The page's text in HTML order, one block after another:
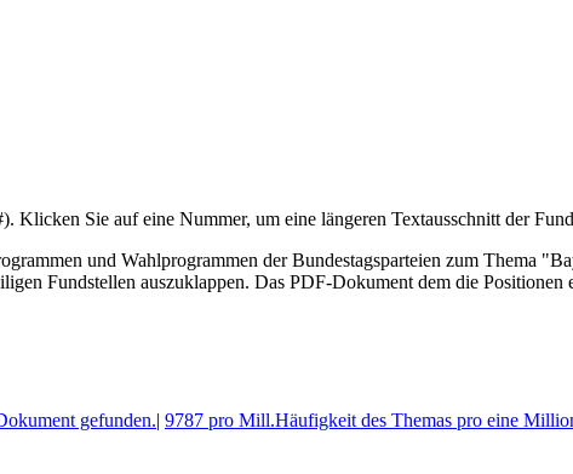
Klicken Sie auf eine Nummer, um eine längeren Textausschnitt der
und Wahl­program­men der Bundes­tags­parteien zum Thema
Fundstellen aus­zu­klappen. Das PDF-Dokument dem die
gefunden.| 9787 pro Mill.Häufigkeit des Themas pro eine